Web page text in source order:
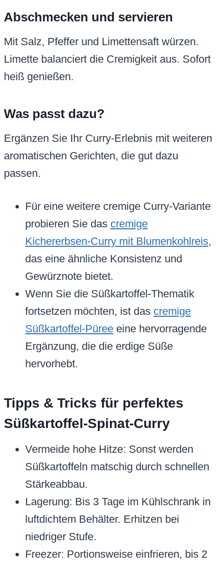
Abschmecken und servieren
Mit Salz, Pfeffer und Limettensaft würzen.
Limette balanciert die Cremigkeit aus. Sofort
heiß genießen.
Was passt dazu?
Ergänzen Sie Ihr Curry-Erlebnis mit weiteren
aromatischen Gerichten, die gut dazu
passen.
Für eine weitere cremige Curry-Variante
probieren Sie das cremige
Kichererbsen-Curry mit Blumenkohlreis,
das eine ähnliche Konsistenz und
Gewürznote bietet.
Wenn Sie die Süßkartoffel-Thematik
fortsetzen möchten, ist das cremige
Süßkartoffel-Püree eine hervorragende
Ergänzung, die die erdige Süße
hervorhebt.
Tipps & Tricks für perfektes
Süßkartoffel-Spinat-Curry
Vermeide hohe Hitze: Sonst werden
Süßkartoffeln matschig durch schnellen
Stärkeabbau.
Lagerung: Bis 3 Tage im Kühlschrank in
luftdichtem Behälter. Erhitzen bei
niedriger Stufe.
Freezer: Portionsweise einfrieren, bis 2